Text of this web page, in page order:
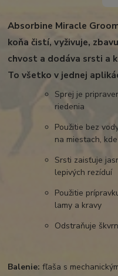
Absorbine Miracle
koňa čistí, vyživuje,
chvost a dodáva srsti a
To všetko v jednej
Sprej je
riedenia
Použitie bez
na miestach,
Srsti zaisťuje
lepivých rezíduí
Použitie
lamy a kravy
Odstraňuje
Balenie:fľaša s